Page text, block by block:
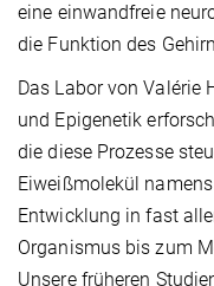
eine einwandfreie
die Funktion des
Das Labor von Valérie
und Epigenetik
die diese Prozesse
Eiweißmolekül
Entwicklung in fast
Organismus bis zum
Unsere früheren